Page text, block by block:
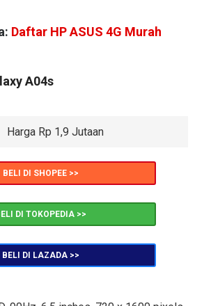
Daftar HP ASUS 4G Murah
A04s
Harga Rp 1,9 Jutaan
BELI DI SHOPEE >>
DI TOKOPEDIA >>
BELI DI LAZADA >>